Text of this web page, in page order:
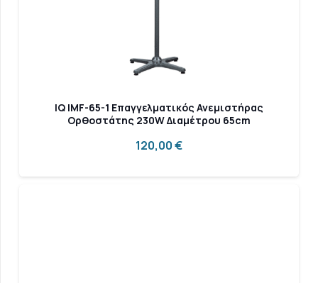
IQ IMF-65-1 Επαγγελματικός Ανεμιστήρας
Ορθοστάτης 230W Διαμέτρου 65cm
120,00€